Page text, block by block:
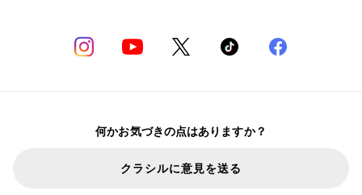
何かお気づきの点はありますか？
クラシルに意見を送る